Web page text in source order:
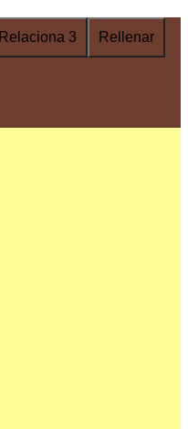
Relaciona 3 Rellenar